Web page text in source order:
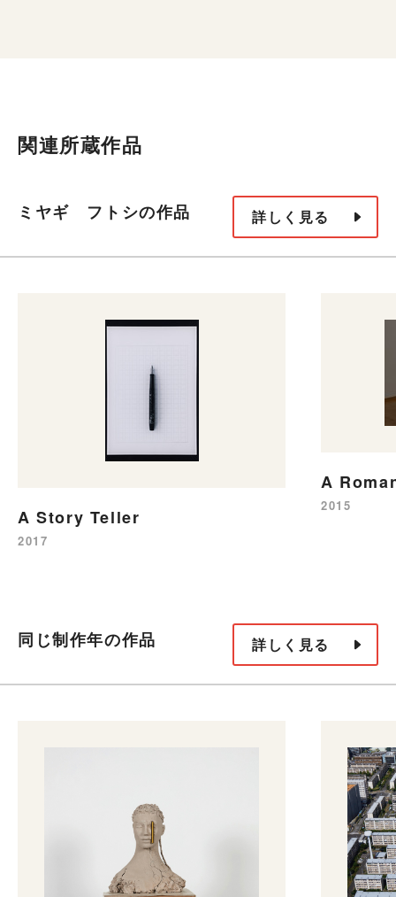
関連所蔵作品
ミヤギ フトシの作品 詳しく見る
A Story Teller
2017
A
2015
同じ制作年の作品 詳しく見る